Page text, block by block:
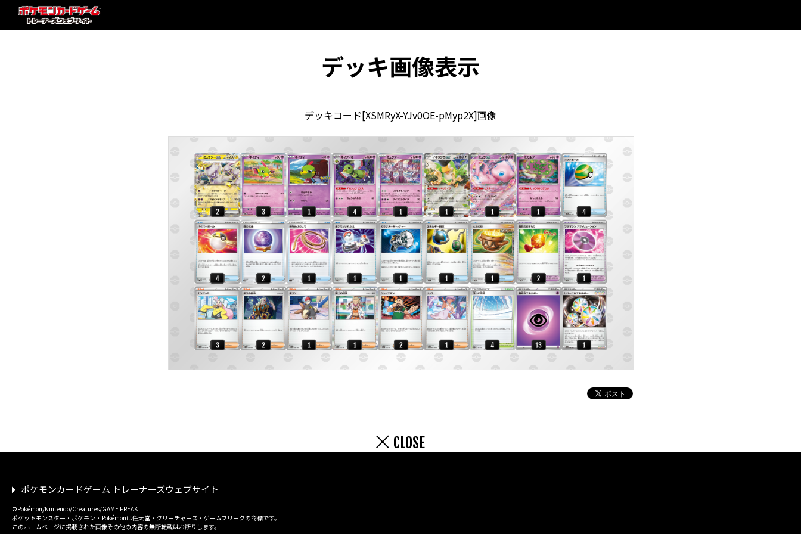
デッキ画像表示
デッキコード[XSMRyX-YJv0OE-pMyp2X]画像
CLOSE
ポケモンカードゲーム トレーナーズウェブサイト
©Pokémon/Nintendo/Creatures/GAME FREAK
ポケットモンスター・ポケモン・Pokémonは任天堂・クリーチャーズ・ゲームフリークの商標です。
このホームページに掲載された画像その他の内容の無断転載はお断りします。